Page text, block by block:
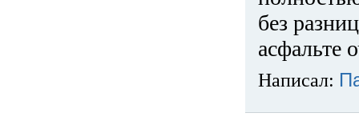
без
асфальте
Написал: